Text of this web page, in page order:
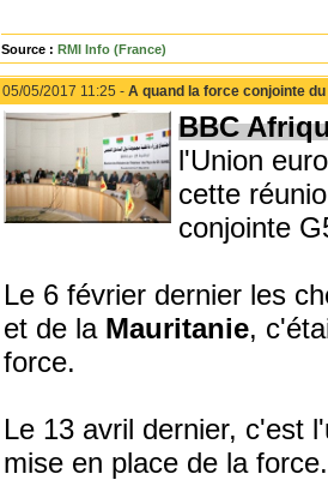
Source : RMI Info (France)
05/05/2017 11:25 - A quand la force conjointe du
BBC
l'Union
cette
conjointe
Le 6 février dernier les
et de la Mauritanie,
force.
Le 13 avril dernier, c'est
mise en place de la